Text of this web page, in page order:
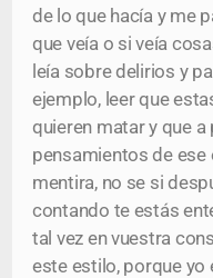
de lo que hacía y me
que veía o si veía
leía sobre delirios y
ejemplo, leer que
quieren matar y que
pensamientos de ese
mentira, no se si
contando te estás
tal vez en vuestra
este estilo, porque yo